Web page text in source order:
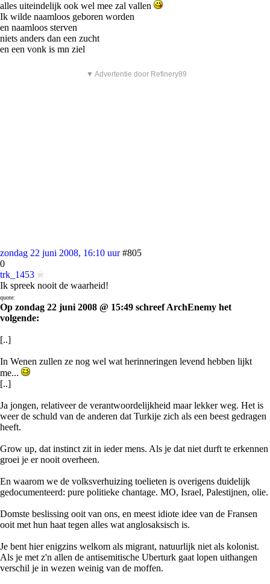
alles uiteindelijk ook wel mee zal vallen
Ik wilde naamloos geboren worden
en naamloos sterven
niets anders dan een zucht
en een vonk is mn ziel
▼ Advertentie door Refinery89
zondag 22 juni 2008, 16:10 uur #805
0
trk_1453
Ik spreek nooit de waarheid!
quote:
Op zondag 22 juni 2008 @ 15:49 schreef ArchEnemy het
volgende:
[..]
In Wenen zullen ze nog wel wat herinneringen levend hebben lijkt
me...
[..]
Ja jongen, relativeer de verantwoordelijkheid maar lekker weg. Het is
weer de schuld van de anderen dat Turkije zich als een beest gedragen
heeft.
Grow up, dat instinct zit in ieder mens. Als je dat niet durft te erkennen
groei je er nooit overheen.
En waarom we de volksverhuizing toelieten is overigens duidelijk
gedocumenteerd: pure politieke chantage. MO, Israel, Palestijnen, olie.
Domste beslissing ooit van ons, en meest idiote idee van de Fransen
ooit met hun haat tegen alles wat anglosaksisch is.
Je bent hier enigzins welkom als migrant, natuurlijk niet als kolonist.
Als je met z'n allen de antisemitische Uberturk gaat lopen uithangen
verschil je in wezen weinig van de moffen.